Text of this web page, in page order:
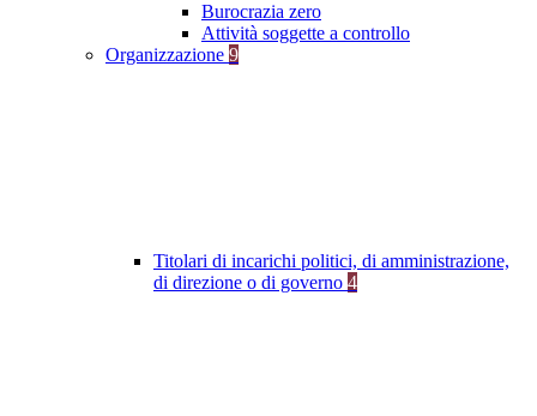
Burocrazia zero
Attività soggette a controllo
Organizzazione 9
Titolari di incarichi politici, di amministrazione,
di direzione o di governo 4